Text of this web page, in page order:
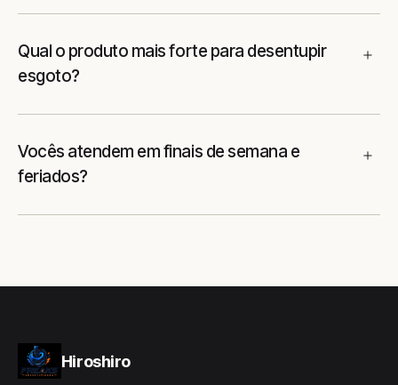
Qual o produto mais forte para desentupir
esgoto?
Vocês atendem em finais de semana e
feriados?
Hiroshiro